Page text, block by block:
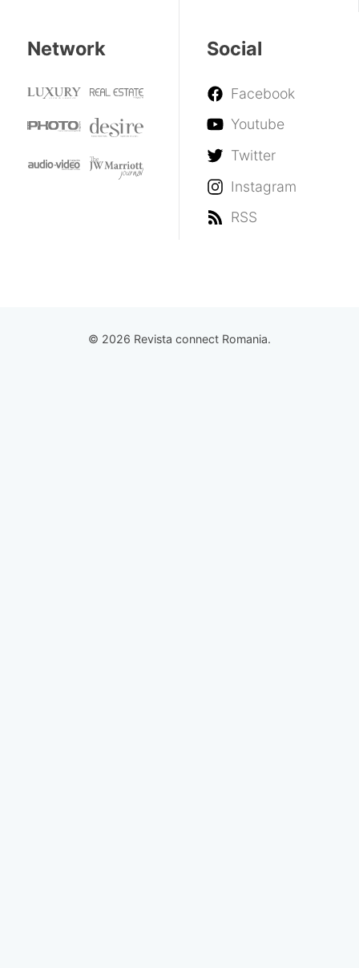
Network Social
Facebook
Youtube
Twitter
Instagram
RSS
© 2026 Revista connect Romania.